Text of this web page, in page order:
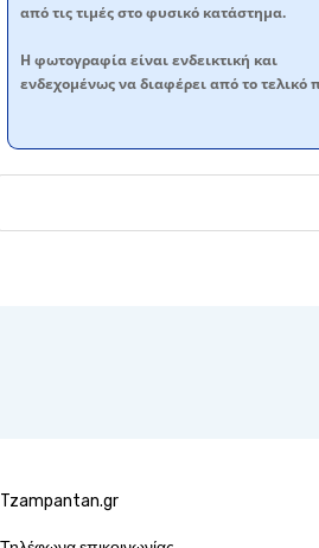
από τις τιμές στο φυσικό κατάστημα.
Η φωτογραφία είναι ενδεικτική και
ενδεχομένως να διαφέρει από το τελικό
Tzampantan.gr